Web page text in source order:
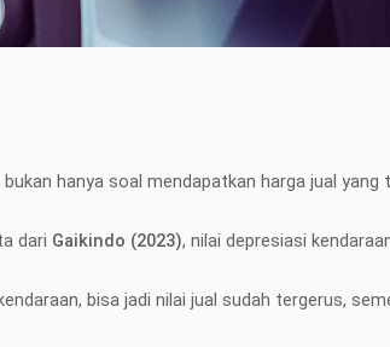
hanya soal mendapatkan harga jual yang
dari Gaikindo (2023), nilai depresiasi
bisa jadi nilai jual sudah tergerus,